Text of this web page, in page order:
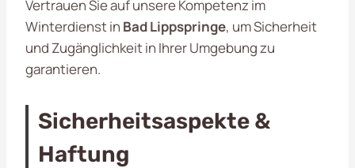
Vertrauen Sie auf unsere Kompetenz im
Winterdienst in Bad Lippspringe, um Sicherheit
und Zugänglichkeit in Ihrer Umgebung zu
garantieren.
Sicherheitsaspekte &
Haftung